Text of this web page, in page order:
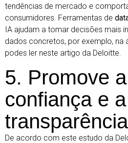
tendências de mercado e
consumidores. Ferramentas de
IA ajudam a tomar decisões mais
dados concretos, por exemplo, na
podes ler neste artigo da Deloitte.
5. Promove a
confiança e a
De acordo com este estudo da